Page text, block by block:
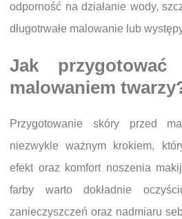
odporność na działanie wody,
długotrwałe malowanie lub
Jak przygotować
malowaniem
Przygotowanie skóry przed
niezwykle ważnym krokiem,
efekt oraz komfort noszenia
farby warto dokładnie
zanieczyszczeń oraz nadmiaru